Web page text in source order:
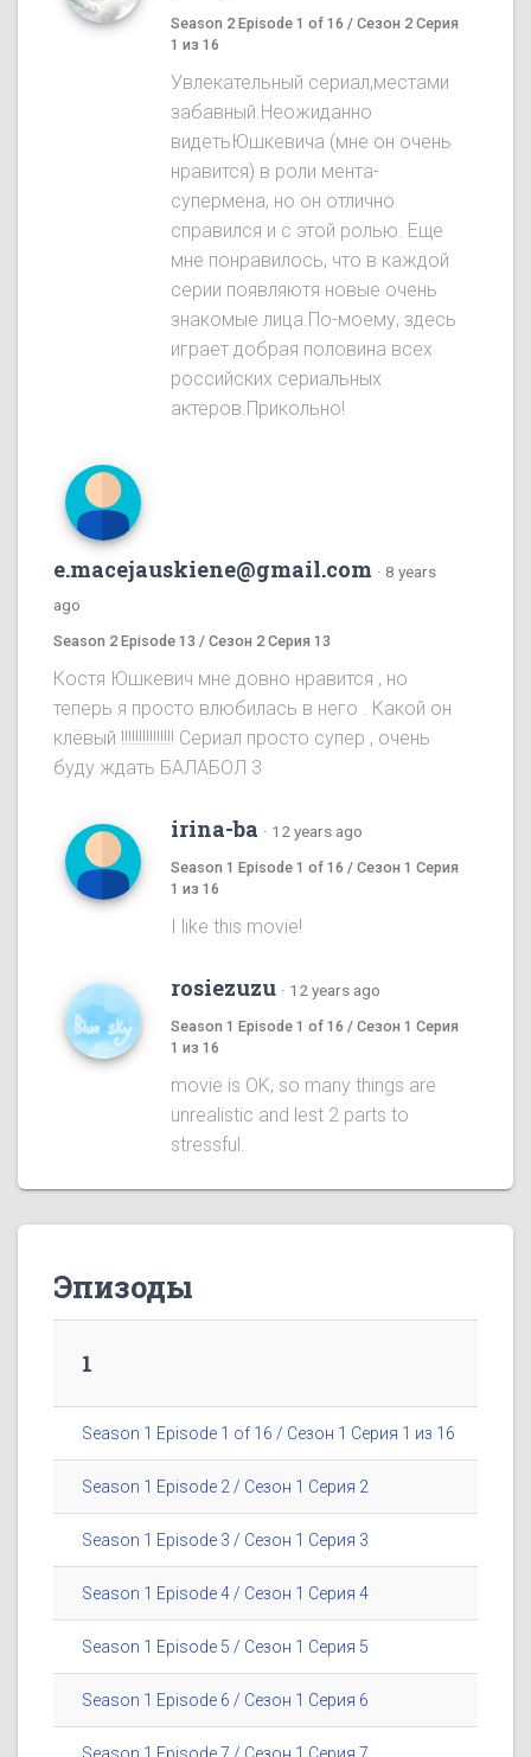
Season 2 Episode 1 of 16 / Сезон 2 Серия
1 из 16
Увлекательный сериал,местами
забавный.Неожиданно
видетьЮшкевича (мне он очень
нравится) в роли мента-
супермена, но он отлично
справился и с этой ролью. Еще
мне понравилось, что в каждой
серии появляютя новые очень
знакомые лица.По-моему, здесь
играет добрая половина всех
российских сериальных
актеров.Прикольно!
e.macejauskiene@gmail.com · 8 years
ago
Season 2 Episode 13 / Сезон 2 Серия 13
Костя Юшкевич мне довно нравится , но
теперь я просто влюбилась в него . Какой он
клёвый !!!!!!!!!!!!!!! Сериал просто супер , очень
буду ждать БАЛАБОЛ 3
irina-ba · 12 years ago
Season 1 Episode 1 of 16 / Сезон 1 Серия
1 из 16
I like this movie!
rosiezuzu · 12 years ago
Season 1 Episode 1 of 16 / Сезон 1 Серия
1 из 16
movie is OK, so many things are
unrealistic and lest 2 parts to
stressful.
Эпизоды
1
Season 1 Episode 1 of 16 / Сезон 1 Серия 1 из 16
Season 1 Episode 2 / Сезон 1 Серия 2
Season 1 Episode 3 / Сезон 1 Серия 3
Season 1 Episode 4 / Сезон 1 Серия 4
Season 1 Episode 5 / Сезон 1 Серия 5
Season 1 Episode 6 / Сезон 1 Серия 6